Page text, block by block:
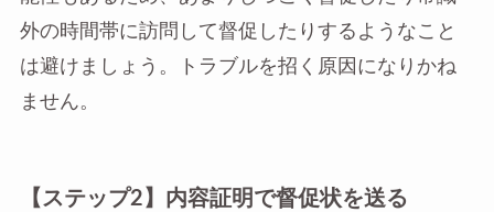
外の時間帯に訪問して督促したりするようなこと
は避けましょう。トラブルを招く原因になりかね
ません。
【ステップ2】内容証明で督促状を送る